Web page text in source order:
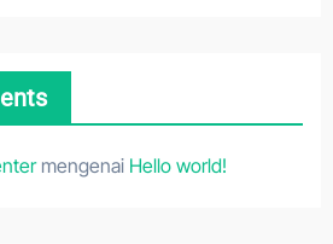
mengenai Hello world!